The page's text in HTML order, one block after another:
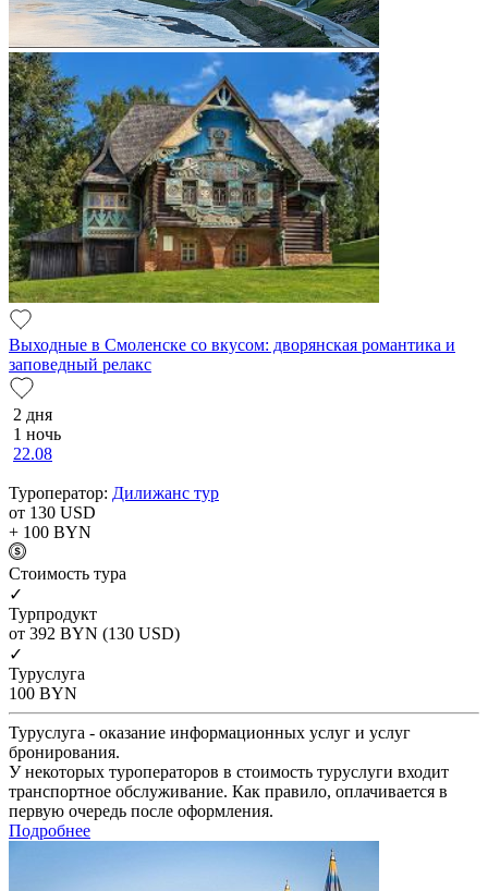
Выходные в Смоленске со вкусом: дворянская романтика и
заповедный релакс
2 дня
1 ночь
22.08
Туроператор: Дилижанс тур
от 130 USD
+ 100 BYN
Cтоимость тура
✓
Турпродукт
от 392 BYN (130 USD)
✓
Туруслуга
100 BYN
Туруслуга - оказание информационных услуг и услуг
бронирования.
У некоторых туроператоров в стоимость туруслуги входит
транспортное обслуживание. Как правило, оплачивается в
первую очередь после оформления.
Подробнее